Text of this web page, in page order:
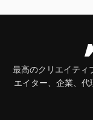
最高のクリエイティ
エイター、企業、